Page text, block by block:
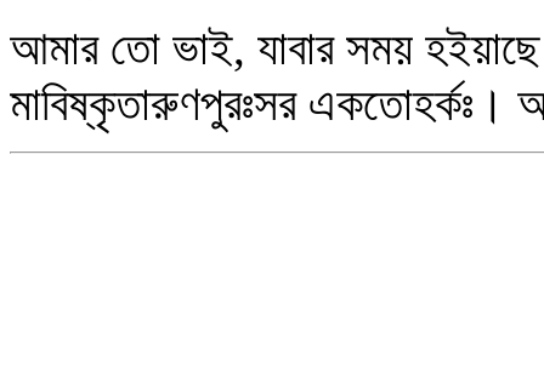
আমার তো ভাই, যাবার সময়
মাবিষ্কৃতারুণপুরঃসর একতোহর্কঃ।